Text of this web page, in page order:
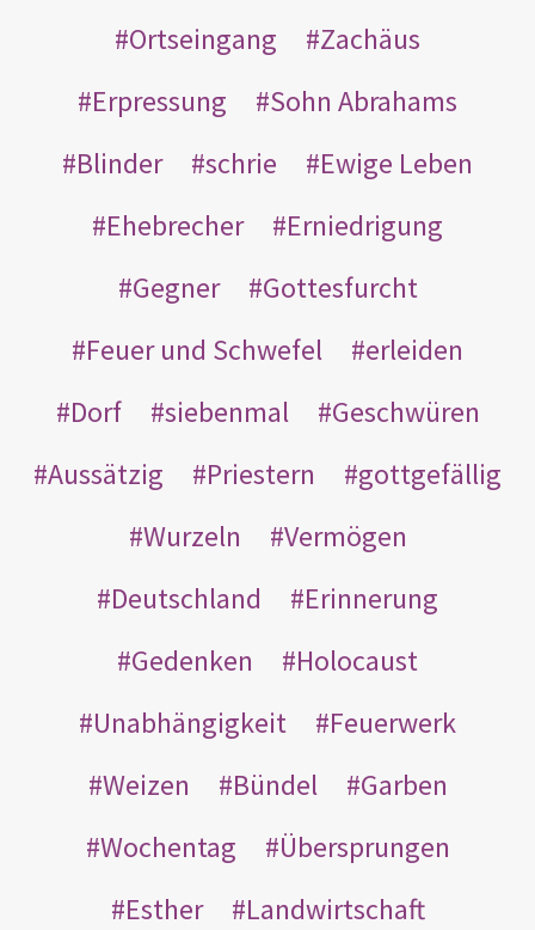
Ortseingang
Zachäus
Erpressung
Sohn Abrahams
Blinder
schrie
Ewige Leben
Ehebrecher
Erniedrigung
Gegner
Gottesfurcht
Feuer und Schwefel
erleiden
Dorf
siebenmal
Geschwüren
Aussätzig
Priestern
gottgefällig
Wurzeln
Vermögen
Deutschland
Erinnerung
Gedenken
Holocaust
Unabhängigkeit
Feuerwerk
Weizen
Bündel
Garben
Wochentag
Übersprungen
Esther
Landwirtschaft